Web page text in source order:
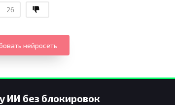
26
нейросеть
ИИ без блокировок